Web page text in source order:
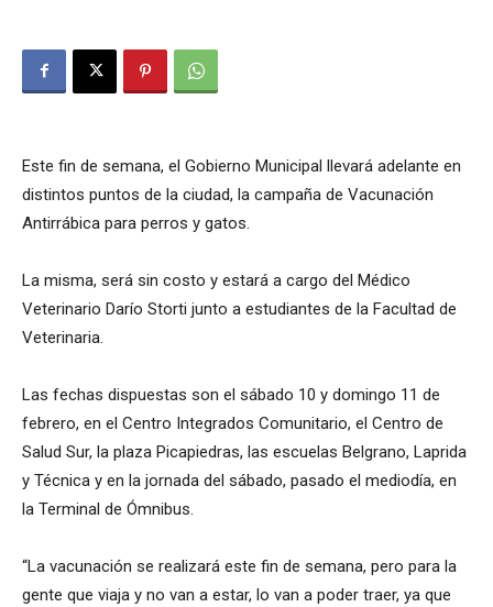
Este fin de semana, el Gobierno Municipal llevará adelante en
distintos puntos de la ciudad, la campaña de Vacunación
Antirrábica para perros y gatos.
La misma, será sin costo y estará a cargo del Médico
Veterinario Darío Storti junto a estudiantes de la Facultad de
Veterinaria.
Las fechas dispuestas son el sábado 10 y domingo 11 de
febrero, en el Centro Integrados Comunitario, el Centro de
Salud Sur, la plaza Picapiedras, las escuelas Belgrano, Laprida
y Técnica y en la jornada del sábado, pasado el mediodía, en
la Terminal de Ómnibus.
“La vacunación se realizará este fin de semana, pero para la
gente que viaja y no van a estar, lo van a poder traer, ya que